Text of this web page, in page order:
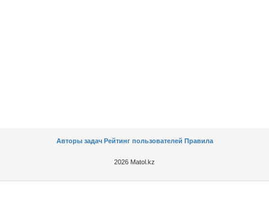
Авторы задач Рейтинг пользователей Правила
2026 Matol.kz